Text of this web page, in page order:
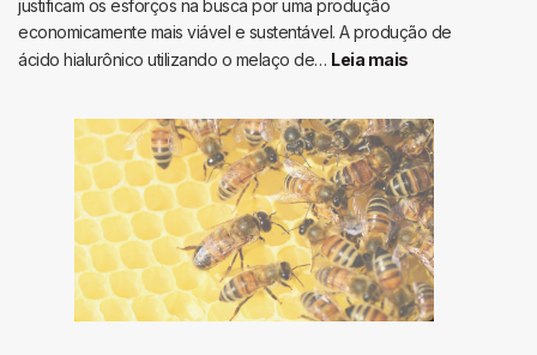
de
resíduos
ligncelulósicos
justificam os esforços na busca por uma produção
economicamente mais viável e sustentável. A produção de
ácido hialurônico utilizando o melaço de… Leia mais:
utilizando
melaço
de
cana-
de-
açúcar
para